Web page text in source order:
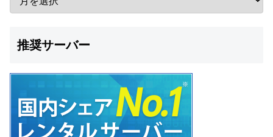
推奨サーバー